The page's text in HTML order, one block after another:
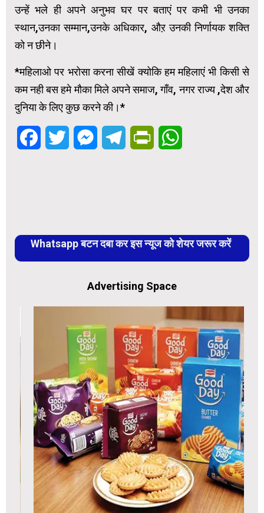
उन्हें भले ही अपने अनुभव घर पर बताएं पर कभी भी उनका
स्थान,उनका सम्मान,उनके अधिकार, औऱ उनकी निर्णायक शक्ति
को न छीने।
*महिलाओ पर भरोसा करना सीखें क्योकि हम महिलाएं भी किसी से
कम नही बस हमे मौका मिले अपने समाज, गाँव, नगर राज्य ,देश और
दुनिया के लिए कुछ करने की।*
FacebookTwitter MessengerTelegramPrintFriendly
Whatsapp बटन दबा कर इस न्यूज को शेयर जरूर करें
Advertising Space